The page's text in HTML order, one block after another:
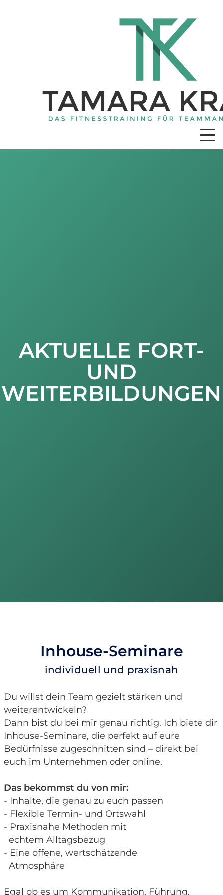
AKTUELLE FORT-
UND
WEITERBILDUNGEN
Inhouse-Seminare
individuell und praxisnah
Du willst dein Team gezielt stärken und
weiterentwickeln?
Dann bist du bei mir genau richtig. Ich biete dir
Inhouse-Seminare, die perfekt auf eure
Bedürfnisse zugeschnitten sind – direkt bei
euch im Unternehmen oder online.
Das bekommst du von mir:
- Inhalte, die genau zu euch passen
- Flexible Termin- und Ortswahl
- Praxisnahe Methoden mit
echtem Alltagsbezug
- Eine offene, wertschätzende
Atmosphäre
Egal ob es um Kommunikation, Führung,